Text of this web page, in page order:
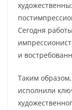
Сегодня
и
Таким
исполнили